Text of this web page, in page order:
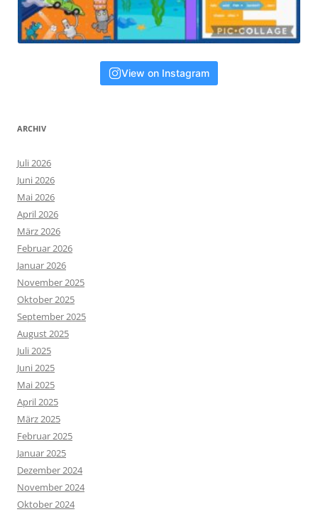
View on Instagram
ARCHIV
Juli 2026
Juni 2026
Mai 2026
April 2026
März 2026
Februar 2026
Januar 2026
November 2025
Oktober 2025
September 2025
August 2025
Juli 2025
Juni 2025
Mai 2025
April 2025
März 2025
Februar 2025
Januar 2025
Dezember 2024
November 2024
Oktober 2024